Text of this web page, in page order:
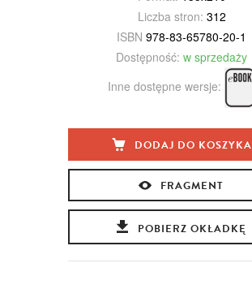
Liczba stron: 312
ISBN 978-83-65780-20-1
Dostępność: w sprzedaży
Inne dostępne wersje:
DODAJ DO KOSZYKA
FRAGMENT
POBIERZ OKŁADKĘ